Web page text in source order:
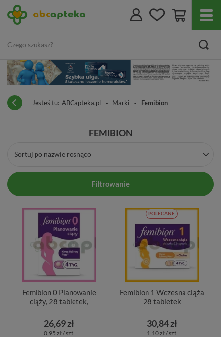
Jesteś tu: ABCapteka.pl Marki Femibion
FEMIBION
Sortuj po nazwie rosnąco
Filtrowanie
Femibion 0 Planowanie
ciąży, 28 tabletek,
26,69 zł
0,95 zł / szt.
POLECANE
Femibion 1 Wczesna ciąża
28 tabletek
30,84 zł
1,10 zł / szt.